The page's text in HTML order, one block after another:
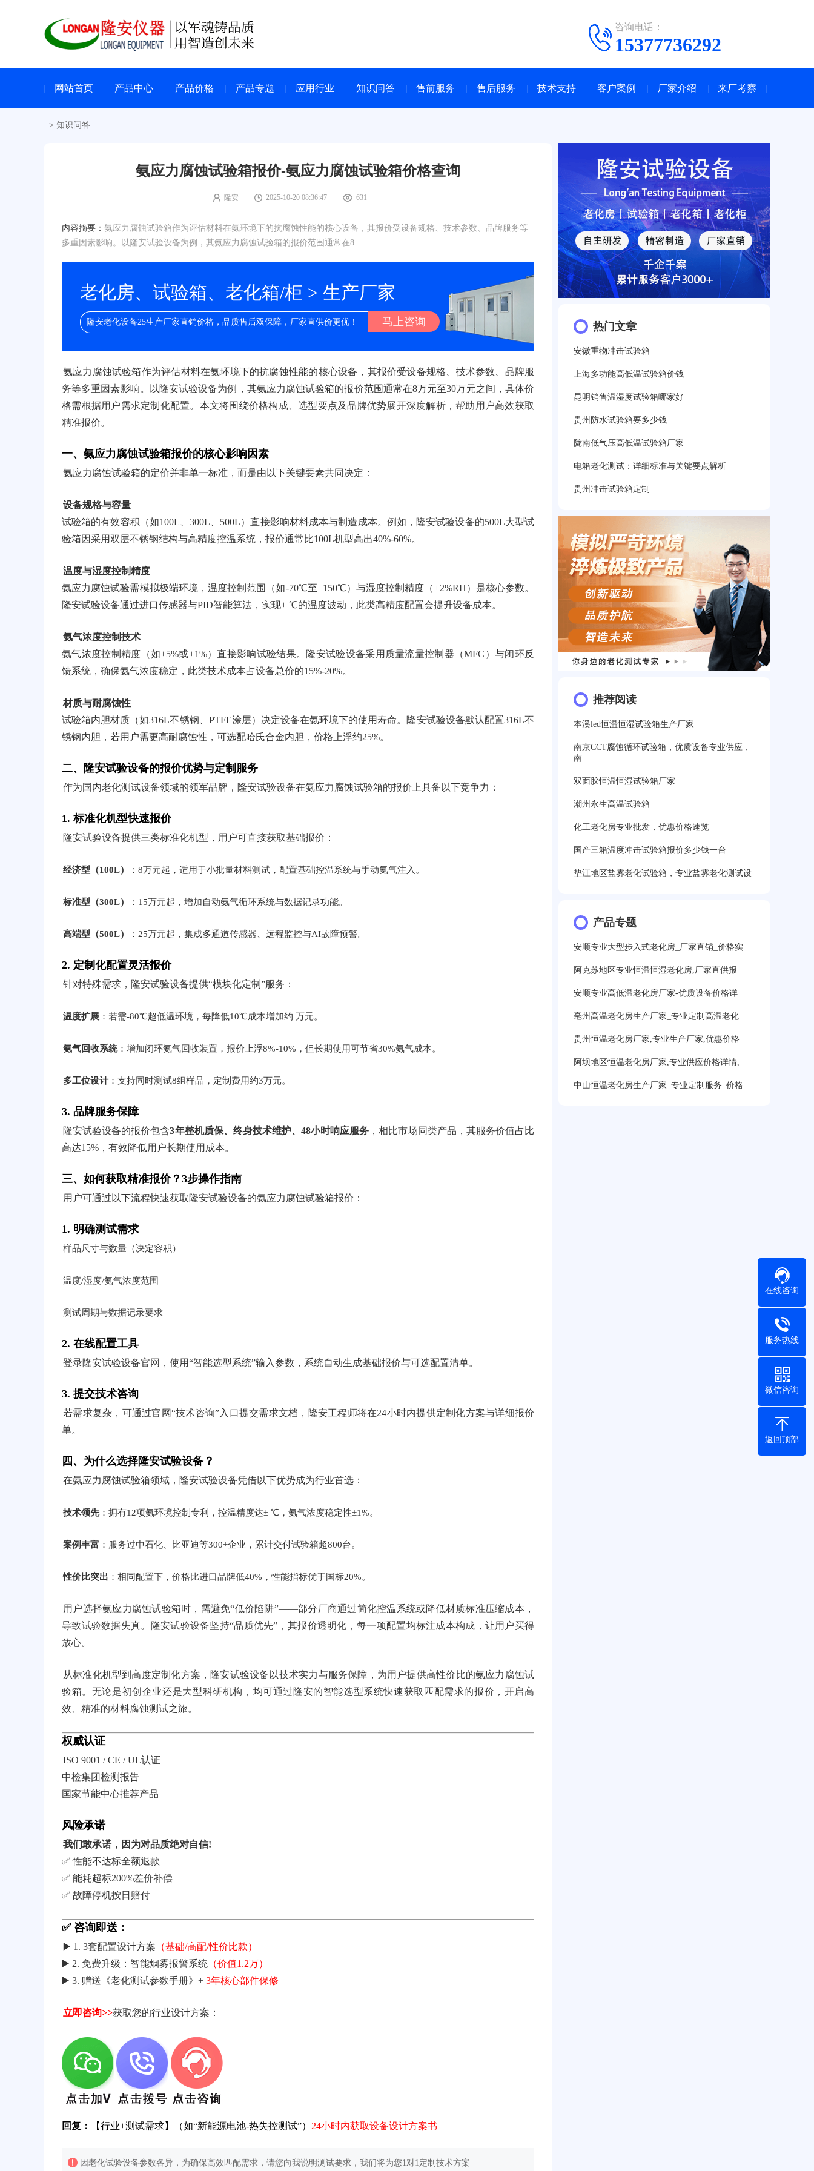
咨询电话：
15377736292
网站首页 产品中心 产品价格 产品专题 应用行业 知识问答 售前服务 售后服务 技术支持 客户案例 厂家介绍 来厂考察
> 知识问答
氨应力腐蚀试验箱报价-氨应力腐蚀试验箱价格查询
隆安 2025-10-20 08:36:47 631
内容摘要： 氨应力腐蚀试验箱作为评估材料在氨环境下的抗腐蚀性能的核心设备，其报价受设备规格、技术参数、品牌服务等
多重因素影响。以隆安试验设备为例，其氨应力腐蚀试验箱的报价范围通常在8...
老化房、试验箱、老化箱/柜 > 生产厂家
隆安老化设备25生产厂家直销价格，品质售后双保障，厂家直供价更优！ 马上咨询
氨应力腐蚀试验箱作为评估材料在氨环境下的抗腐蚀性能的核心设备，其报价受设备规格、技术参数、品牌服
务等多重因素影响。以隆安试验设备为例，其氨应力腐蚀试验箱的报价范围通常在8万元至30万元之间，具体价
格需根据用户需求定制化配置。本文将围绕价格构成、选型要点及品牌优势展开深度解析，帮助用户高效获取
精准报价。
一、氨应力腐蚀试验箱报价的核心影响因素
氨应力腐蚀试验箱的定价并非单一标准，而是由以下关键要素共同决定：
设备规格与容量
试验箱的有效容积（如100L、300L、500L）直接影响材料成本与制造成本。例如，隆安试验设备的500L大型试
验箱因采用双层不锈钢结构与高精度控温系统，报价通常比100L机型高出40%-60%。
温度与湿度控制精度
氨应力腐蚀试验需模拟极端环境，温度控制范围（如-70℃至+150℃）与湿度控制精度（±2%RH）是核心参数。
隆安试验设备通过进口传感器与PID智能算法，实现± ℃的温度波动，此类高精度配置会提升设备成本。
氨气浓度控制技术
氨气浓度控制精度（如±5%或±1%）直接影响试验结果。隆安试验设备采用质量流量控制器（MFC）与闭环反
馈系统，确保氨气浓度稳定，此类技术成本占设备总价的15%-20%。
材质与耐腐蚀性
试验箱内胆材质（如316L不锈钢、PTFE涂层）决定设备在氨环境下的使用寿命。隆安试验设备默认配置316L不
锈钢内胆，若用户需更高耐腐蚀性，可选配哈氏合金内胆，价格上浮约25%。
二、隆安试验设备的报价优势与定制服务
作为国内老化测试设备领域的领军品牌，隆安试验设备在氨应力腐蚀试验箱的报价上具备以下竞争力：
1. 标准化机型快速报价
隆安试验设备提供三类标准化机型，用户可直接获取基础报价：
经济型（100L） ：8万元起，适用于小批量材料测试，配置基础控温系统与手动氨气注入。
标准型（300L） ：15万元起，增加自动氨气循环系统与数据记录功能。
高端型（500L） ：25万元起，集成多通道传感器、远程监控与AI故障预警。
2. 定制化配置灵活报价
针对特殊需求，隆安试验设备提供“模块化定制”服务：
温度扩展 ：若需-80℃超低温环境，每降低10℃成本增加约 万元。
氨气回收系统：增加闭环氨气回收装置，报价上浮8%-10%，但长期使用可节省30%氨气成本。
多工位设计：支持同时测试8组样品，定制费用约3万元。
3. 品牌服务保障
隆安试验设备的报价包含3年整机质保、终身技术维护、48小时响应服务 ，相比市场同类产品，其服务价值占比
高达15%，有效降低用户长期使用成本。
三、如何获取精准报价？3步操作指南
用户可通过以下流程快速获取隆安试验设备的氨应力腐蚀试验箱报价：
1. 明确测试需求
样品尺寸与数量（决定容积）
温度/湿度/氨气浓度范围
测试周期与数据记录要求
2. 在线配置工具
登录隆安试验设备官网，使用“智能选型系统”输入参数，系统自动生成基础报价与可选配置清单。
3. 提交技术咨询
若需求复杂，可通过官网“技术咨询”入口提交需求文档，隆安工程师将在24小时内提供定制化方案与详细报价
单。
四、为什么选择隆安试验设备？
在氨应力腐蚀试验箱领域，隆安试验设备凭借以下优势成为行业首选：
技术领先：拥有12项氨环境控制专利，控温精度达± ℃，氨气浓度稳定性±1%。
案例丰富 ：服务过中石化、比亚迪等300+企业，累计交付试验箱超800台。
性价比突出 ：相同配置下，价格比进口品牌低40%，性能指标优于国标20%。
用户选择氨应力腐蚀试验箱时，需避免“低价陷阱”——部分厂商通过简化控温系统或降低材质标准压缩成本，
导致试验数据失真。隆安试验设备坚持“品质优先”，其报价透明化，每一项配置均标注成本构成，让用户买得
放心。
从标准化机型到高度定制化方案，隆安试验设备以技术实力与服务保障，为用户提供高性价比的氨应力腐蚀试
验箱。无论是初创企业还是大型科研机构，均可通过隆安的智能选型系统快速获取匹配需求的报价，开启高
效、精准的材料腐蚀测试之旅。
权威认证
ISO 9001 / CE / UL认证
中检集团检测报告
国家节能中心推荐产品
风险承诺
我们敢承诺，因为对品质绝对自信!
✅ 性能不达标全额退款
✅ 能耗超标200%差价补偿
✅ 故障停机按日赔付
✅ 咨询即送：
▶️ 1. 3套配置设计方案 （基础/高配/性价比款）
▶️ 2. 免费升级：智能烟雾报警系统 （价值1.2万）
▶️ 3. 赠送《老化测试参数手册》+ 3年核心部件保修
立即咨询>>获取您的行业设计方案：
回复： 【行业+测试需求】（如“新能源电池-热失控测试”） 24小时内获取设备设计方案书
因老化试验设备参数各异，为确保高效匹配需求，请您向我说明测试要求，我们将为您1对1定制技术方案
热门文章
安徽重物冲击试验箱
上海多功能高低温试验箱价钱
昆明销售温湿度试验箱哪家好
贵州防水试验箱要多少钱
陇南低气压高低温试验箱厂家
电箱老化测试：详细标准与关键要点解析
贵州冲击试验箱定制
推荐阅读
本溪led恒温恒湿试验箱生产厂家
南京CCT腐蚀循环试验箱，优质设备专业供应，
南
双面胶恒温恒湿试验箱厂家
潮州永生高温试验箱
化工老化房专业批发，优惠价格速览
国产三箱温度冲击试验箱报价多少钱一台
垫江地区盐雾老化试验箱，专业盐雾老化测试设
产品专题
安顺专业大型步入式老化房_厂家直销_价格实
阿克苏地区专业恒温恒湿老化房,厂家直供报
安顺专业高低温老化房厂家-优质设备价格详
亳州高温老化房生产厂家_专业定制高温老化
贵州恒温老化房厂家,专业生产厂家,优惠价格
阿坝地区恒温老化房厂家,专业供应价格详情,
中山恒温老化房生产厂家_专业定制服务_价格
在线咨询
服务热线
微信咨询
返回顶部